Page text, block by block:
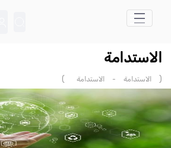
تخطي إلى المحتوى الرئيسي
الاستدامة
( الاستدامة - الاستدامة )